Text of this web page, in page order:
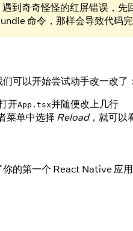
到奇奇怪怪的红屏错误，先
命令，那样会导致代码
可以开始尝试动手改一改了
开App.tsx并随便改上几行
菜单中选择 Reload，就可以
的第一个 React Native 应用